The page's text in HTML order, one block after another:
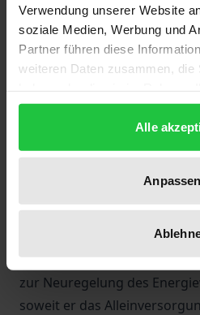
Verwendung unserer Website
soziale Medien, Werbung und
Partner führen diese
weiteren Daten zusammen, die
gesammelt haben.
Alle
Anpassen
die Grundlagen für einen
Energiewirtschaftsrahmen
Rechtsgutachten
Europa- und Staatsrechtler
seine Grenzen unter
verfassungsrechtlichen
Baur kommt in dem
unbeschränkten Spielraum
nationales Recht erlaubt.
Friauf ist der Ansicht, daß
zur Neuregelung des
soweit er das